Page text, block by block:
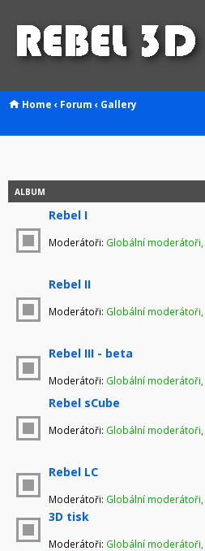
Home ‹ Forum ‹ Gallery
ALBUM
Rebel I
Moderátoři: Globální moderátoři
Rebel II
Moderátoři: Globální moderátoři
Rebel III - beta
Moderátoři: Globální moderátoři
Rebel sCube
Moderátoři: Globální moderátoři
Rebel LC
Moderátoři: Globální moderátoři
3D tisk
Moderátoři: Globální moderátoři